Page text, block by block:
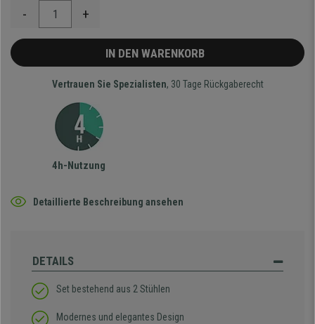
- +
IN DEN WARENKORB
Vertrauen Sie Spezialisten, 30 Tage Rückgaberecht
4h-Nutzung
Detaillierte Beschreibung ansehen
DETAILS
Set bestehend aus 2 Stühlen
Modernes und elegantes Design